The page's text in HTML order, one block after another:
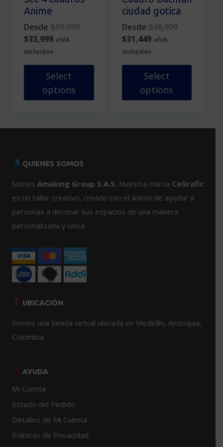
la
de
producto
de
Anime
Desde $39,999Original
$39,999.
$33,999Current
price
is:
$33,999.
«IVA
incluido»
Select
options
tiene
Las
se
pueden
elegir
en
página
de
producto
ciudad gotica
Desde $36,999Original
$36,999.
$31,449Current
price
is:
$31,449.
«IVA
incluido»
Select
options
tiene
se
pueden
elegir
QUIENES SOMOS
Somos Amaking Group S.A.S. Nuestra marca CeGrafic
es un taller creativo, creado con el ánimo de ayudar a
personas a decorar sus espacios de una manera
personalizada y única.
UBICACIÓN
Somos una tienda virtual ubicada en Medellín, Antioquia,
Colombia.
AYUDA
Mi Cuenta
Estado del Pedido
Detalles de Mi Cuenta
Politicas de Privacidad